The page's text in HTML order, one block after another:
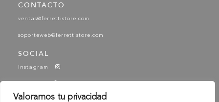
Valoramos tu privacidad
CONTACTO
ventas@ferrettistore.com
soporteweb@ferrettistore.com
SOCIAL
Instagram
YouTube